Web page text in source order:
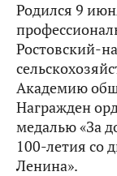
Родился 9
Ростовский-
Академию
Награжден
медалью «За
100-летия со
Ленина».